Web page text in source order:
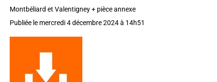
Montbéliard et Valentigney + pièce annexe
Publiée le mercredi 4 décembre 2024à 14h51